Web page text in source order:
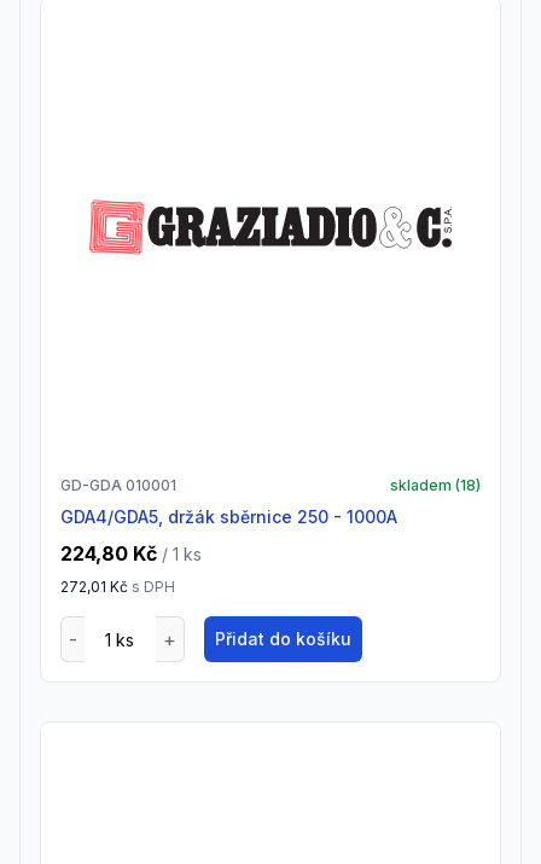
GD-GDA 010001 skladem (18)
GDA4/GDA5, držák sběrnice 250 - 1000A
224,80 Kč / 1 ks
272,01 Kč s DPH
Přidat do košíku